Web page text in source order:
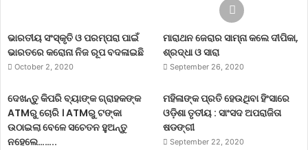
ଭାରତୀୟ ସଂସ୍କୃତି ଓ ପରମ୍ପରା ପାଇଁ
ଭାରତରେ କରୋନା ନିଜ ରୂପ ବଦଳାଇଛି
October 2, 2020
ମାରାଥନ ଜେରାର ସାମ୍ନା କଲେ ଦୀପିକା,
ଶ୍ରଦ୍ଧା ଓ ସାରା
September 26, 2020
ଦେଖନ୍ତୁ କିପରି ବ୍ୟାଙ୍କ ଗ୍ରାହକଙ୍କ
ATMରୁ ଚୋରି । ATMରୁ ଟଙ୍କା
ଉଠାଇଲା ବେଳେ ସଚେତନ ହୁଅନ୍ତୁ
ନହେଲେ……..
ମହିଳାଙ୍କ ପ୍ରତି ହେଉଥିବା ହିଂସାରେ
ଓଡ଼ିଶା ତୃତୀୟ : ସାଂସଦ ଅପରାଜିତା
ଷଡଙ୍ଗୀ
September 22, 2020